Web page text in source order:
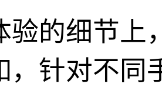
验的细节上
，针对不同